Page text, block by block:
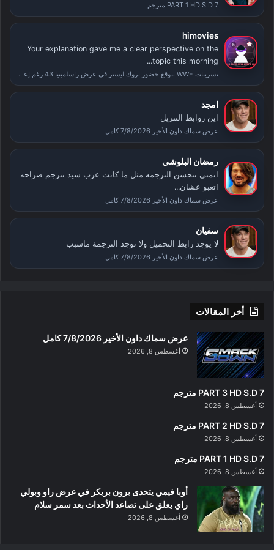
PART 1 HD S.D 7 مترجم
himovies
Your explanation gave me a clear perspective on the
topic this morning...
تسريبات WWE تتوقع حضور بروك ليسنر في عرض راسلمينيا 43 رغم إعلان اعتزاله
امجد
اين روابط التنزيل
عرض سماك داون الأخير 7/8/2026 كامل
رمضان البلوشي
اتمنى تتحسن الترجمه مثل ما كانت عرب سيد تترجم صراحه
اتعبو عشان...
عرض سماك داون الأخير 7/8/2026 كامل
سفيان
لا يوجد رابط التحميل ولا توجد الترجمة ماسبب
عرض سماك داون الأخير 7/8/2026 كامل
أخر المقالات
عرض سماك داون الأخير 7/8/2026 كامل
أغسطس 8, 2026
PART 3 HD S.D 7 مترجم
أغسطس 8, 2026
PART 2 HD S.D 7 مترجم
أغسطس 8, 2026
PART 1 HD S.D 7 مترجم
أغسطس 8, 2026
أوبا فيمي يتحدى برون بريكر في عرض راو وبولي
راي يعلق على تصاعد الأحداث بعد سمر سلام
أغسطس 8, 2026